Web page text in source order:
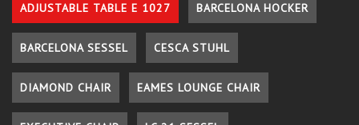
ADJUSTABLE TABLE E 1027 BARCELONA HOCKER
BARCELONA SESSEL CESCA STUHL
DIAMOND CHAIR EAMES LOUNGE CHAIR